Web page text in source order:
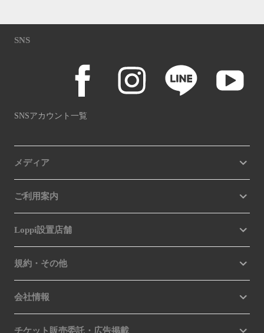
SNS
SNSアカウント一覧
メディア
ご利用案内
Loppi設置店舗
規約・その他
会社情報
チケット販売委託・広告掲載